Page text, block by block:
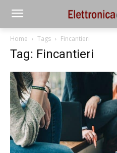
Home Tags Fincantieri
Tag: Fincantieri